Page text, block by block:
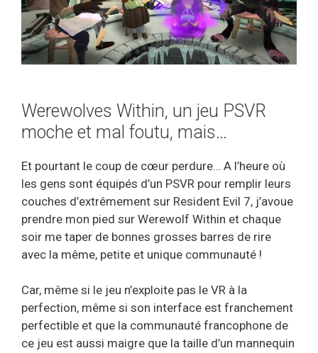
Werewolves Within, un jeu PSVR
moche et mal foutu, mais…
Et pourtant le coup de cœur perdure… A l’heure où
les gens sont équipés d’un PSVR pour remplir leurs
couches d’extrêmement sur Resident Evil 7, j’avoue
prendre mon pied sur Werewolf Within et chaque
soir me taper de bonnes grosses barres de rire
avec la même, petite et unique communauté !
Car, même si le jeu n’exploite pas le VR à la
perfection, même si son interface est franchement
perfectible et que la communauté francophone de
ce jeu est aussi maigre que la taille d’un mannequin